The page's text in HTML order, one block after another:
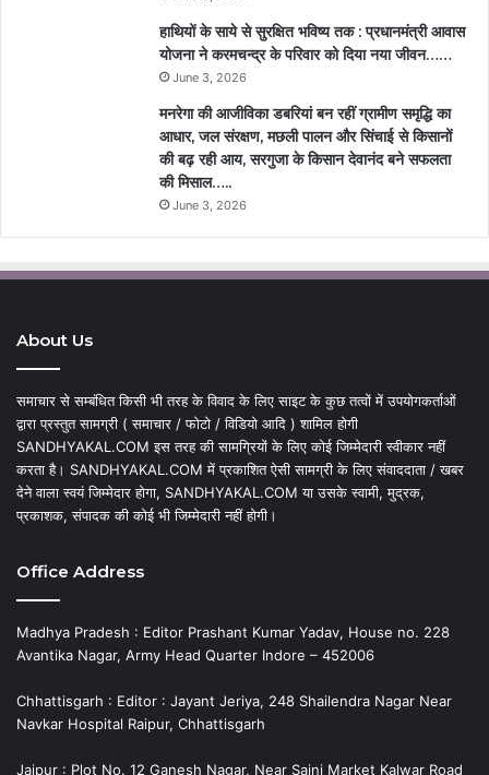
हाथियों के साये से सुरक्षित भविष्य तक : प्रधानमंत्री आवास
योजना ने करमचन्द्र के परिवार को दिया नया जीवन……
June 3, 2026
मनरेगा की आजीविका डबरियां बन रहीं ग्रामीण समृद्धि का
आधार, जल संरक्षण, मछली पालन और सिंचाई से किसानों
की बढ़ रही आय, सरगुजा के किसान देवानंद बने सफलता
की मिसाल…..
June 3, 2026
About Us
समाचार से सम्बंधित किसी भी तरह के विवाद के लिए साइट के कुछ तत्वों में उपयोगकर्ताओं
द्वारा प्रस्तुत सामग्री ( समाचार / फोटो / विडियो आदि ) शामिल होगी
SANDHYAKAL.COM इस तरह की सामग्रियों के लिए कोई जिम्मेदारी स्वीकार नहीं
करता है। SANDHYAKAL.COM में प्रकाशित ऐसी सामग्री के लिए संवाददाता / खबर
देने वाला स्वयं जिम्मेदार होगा, SANDHYAKAL.COM या उसके स्वामी, मुद्रक,
प्रकाशक, संपादक की कोई भी जिम्मेदारी नहीं होगी।
Office Address
Madhya Pradesh : Editor Prashant Kumar Yadav, House no. 228
Avantika Nagar, Army Head Quarter Indore – 452006
Chhattisgarh : Editor : Jayant Jeriya, 248 Shailendra Nagar Near
Navkar Hospital Raipur, Chhattisgarh
Jaipur : Plot No. 12 Ganesh Nagar, Near Saini Market Kalwar Road